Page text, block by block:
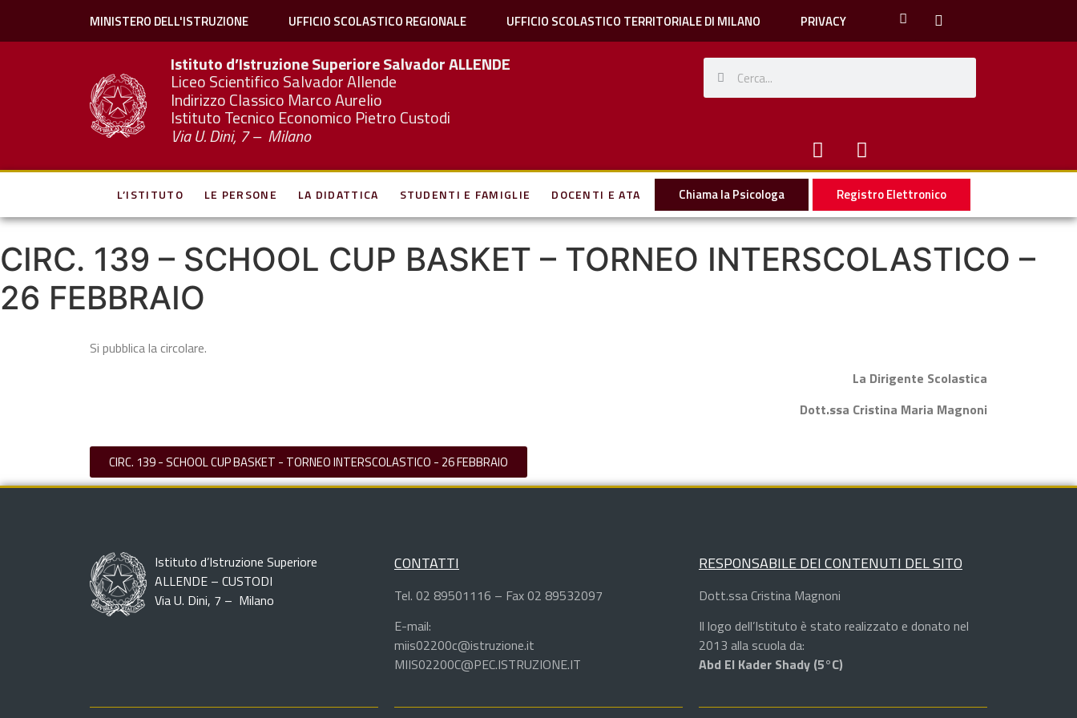
MINISTERO DELL'ISTRUZIONE UFFICIO SCOLASTICO REGIONALE UFFICIO SCOLASTICO TERRITORIALE DI MILANO PRIVACY
Istituto d’Istruzione Superiore SalvadorALLENDE
Liceo Scientifico Salvador Allende
Indirizzo Classico Marco Aurelio
Istituto Tecnico Economico Pietro Custodi
Via U. Dini, 7 – Milano
L’ISTITUTO LE PERSONE LA DIDATTICA STUDENTI E FAMIGLIE DOCENTI E ATA Chiama la Psicologa Registro Elettronico
CIRC. 139 – SCHOOL CUP BASKET – TORNEO INTERSCOLASTICO –
26 FEBBRAIO
Si pubblica la circolare.
La Dirigente Scolastica
Dott.ssa Cristina Maria Magnoni
CIRC. 139 - SCHOOL CUP BASKET - TORNEO INTERSCOLASTICO - 26 FEBBRAIO
Istituto d’Istruzione Superiore
ALLENDE – CUSTODI
Via U. Dini, 7 – Milano
CONTATTI
Tel. 02 89501116 – Fax 02 89532097
E-mail:
miis02200c@istruzione.it
MIIS02200C@PEC.ISTRUZIONE.IT
RESPONSABILE DEI CONTENUTI DEL SITO
Dott.ssa Cristina Magnoni
Il logo dell’Istituto è stato realizzato e donato nel
2013 alla scuola da:
Abd El Kader Shady (5°C)